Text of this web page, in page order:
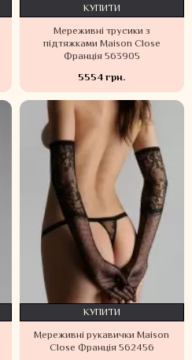
Мереживні трусики з
підтяжками Maison Close
Франція 563905
5554 грн.
КУПИТИ
Мереживні рукавички Maison
Close Франція 562456
КУПИТИ